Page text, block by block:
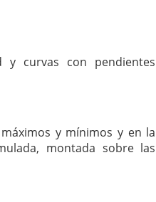
y curvas con pendientes
y mínimos y en la
montada sobre las